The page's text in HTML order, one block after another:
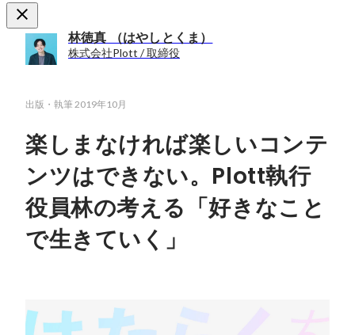
林徳真 （はやしとくま）
株式会社Plott / 取締役
出版・執筆2019年10月
楽しまなければ楽しいコンテ
ンツはできない。Plott執行
役員林の考える「好きなこと
で生きていく」